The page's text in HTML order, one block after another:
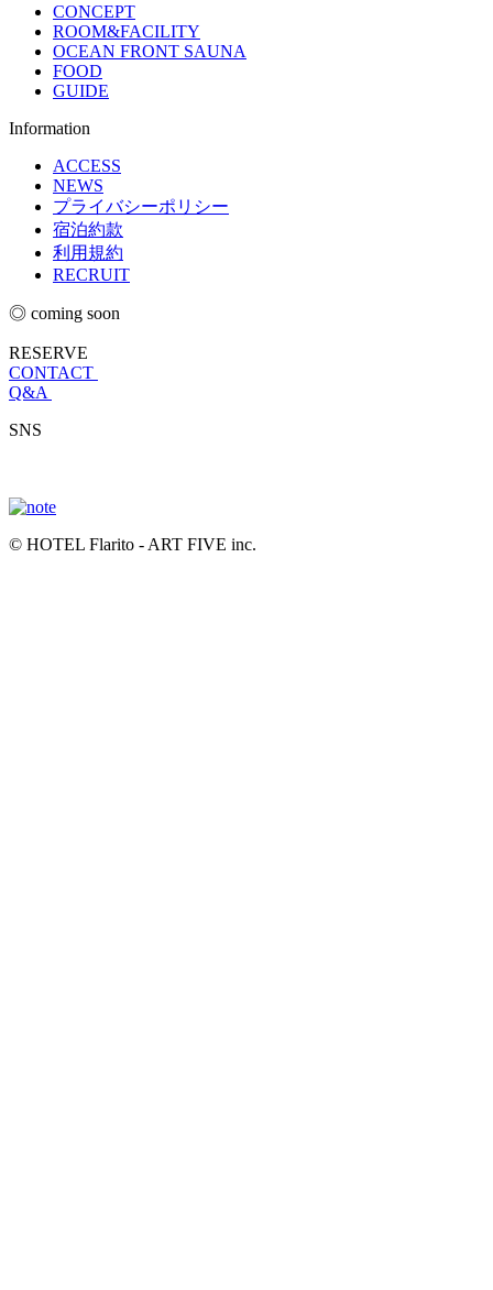
CONCEPT
ROOM&FACILITY
OCEAN FRONT SAUNA
FOOD
GUIDE
Information
ACCESS
NEWS
プライバシーポリシー
宿泊約款
利用規約
RECRUIT
◎ coming soon
RESERVE
CONTACT
Q&A
SNS
© HOTEL Flarito - ART FIVE inc.